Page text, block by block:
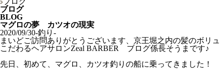
ブログ
BLOG
マグロの夢 カツオの現実
2020/09/30-釣り-
まいどご訪問ありがとうございます、京王堀之内の髪のボリ
こだわるヘアサロンZeal BARBER ブログ係長そうまです♪
先日、初めて、マグロ、カツオ釣りの船に乗ってきました！